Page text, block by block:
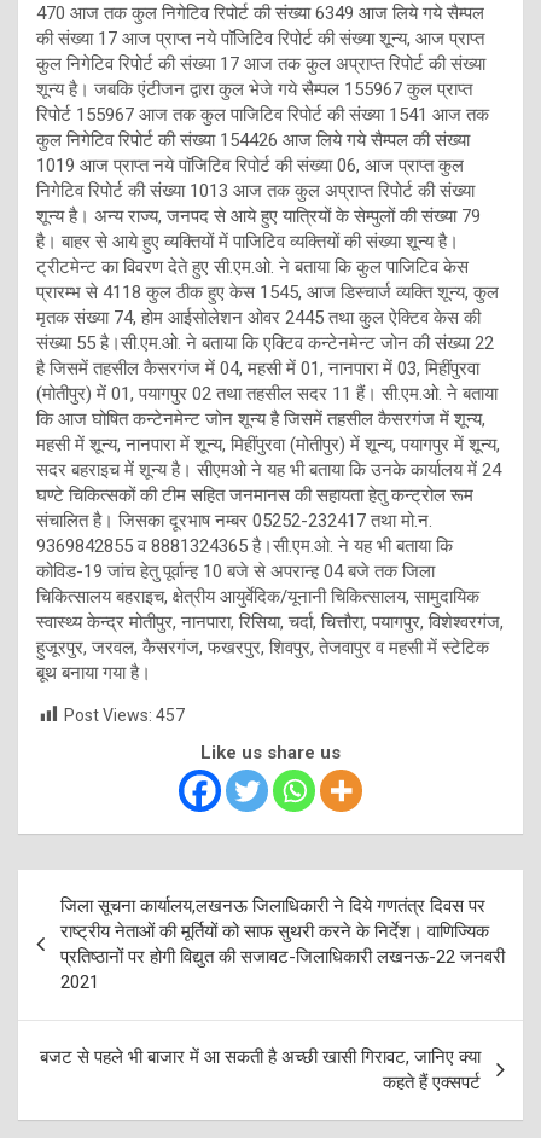
470 आज तक कुल निगेटिव रिपोर्ट की संख्या 6349 आज लिये गये सैम्पल
की संख्या 17 आज प्राप्त नये पाॅजिटिव रिपोर्ट की संख्या शून्य, आज प्राप्त
कुल निगेटिव रिपोर्ट की संख्या 17 आज तक कुल अप्राप्त रिपोर्ट की संख्या
शून्य है। जबकि एंटीजन द्वारा कुल भेजे गये सैम्पल 155967 कुल प्राप्त
रिपोर्ट 155967 आज तक कुल पाजिटिव रिपोर्ट की संख्या 1541 आज तक
कुल निगेटिव रिपोर्ट की संख्या 154426 आज लिये गये सैम्पल की संख्या
1019 आज प्राप्त नये पाॅजिटिव रिपोर्ट की संख्या 06, आज प्राप्त कुल
निगेटिव रिपोर्ट की संख्या 1013 आज तक कुल अप्राप्त रिपोर्ट की संख्या
शून्य है। अन्य राज्य, जनपद से आये हुए यात्रियों के सेम्पुलों की संख्या 79
है। बाहर से आये हुए व्यक्तियों में पाजिटिव व्यक्तियों की संख्या शून्य है।
ट्रीटमेन्ट का विवरण देते हुए सी.एम.ओ. ने बताया कि कुल पाजिटिव केस
प्रारम्भ से 4118 कुल ठीक हुए केस 1545, आज डिस्चार्ज व्यक्ति शून्य, कुल
मृतक संख्या 74, होम आईसोलेशन ओवर 2445 तथा कुल ऐक्टिव केस की
संख्या 55 है।सी.एम.ओ. ने बताया कि एक्टिव कन्टेनमेन्ट जोन की संख्या 22
है जिसमें तहसील कैसरगंज में 04, महसी में 01, नानपारा में 03, मिहींपुरवा
(मोतीपुर) में 01, पयागपुर 02 तथा तहसील सदर 11 हैं। सी.एम.ओ. ने बताया
कि आज घोषित कन्टेनमेन्ट जोन शून्य है जिसमें तहसील कैसरगंज में शून्य,
महसी में शून्य, नानपारा में शून्य, मिहींपुरवा (मोतीपुर) में शून्य, पयागपुर में शून्य,
सदर बहराइच में शून्य है। सीएमओ ने यह भी बताया कि उनके कार्यालय में 24
घण्टे चिकित्सकों की टीम सहित जनमानस की सहायता हेतु कन्ट्रोल रूम
संचालित है। जिसका दूरभाष नम्बर 05252-232417 तथा मो.न.
9369842855 व 8881324365 है।सी.एम.ओ. ने यह भी बताया कि
कोविड-19 जांच हेतु पूर्वान्ह 10 बजे से अपरान्ह 04 बजे तक जिला
चिकित्सालय बहराइच, क्षेत्रीय आयुर्वेदिक/यूनानी चिकित्सालय, सामुदायिक
स्वास्थ्य केन्द्र मोतीपुर, नानपारा, रिसिया, चर्दा, चित्तौरा, पयागपुर, विशेश्वरगंज,
हुजूरपुर, जरवल, कैसरगंज, फखरपुर, शिवपुर, तेजवापुर व महसी में स्टेटिक
बूथ बनाया गया है।
Post Views: 457
Like us share us
Post
navigation
जिला सूचना कार्यालय,लखनऊ जिलाधिकारी ने दिये गणतंत्र दिवस पर
राष्ट्रीय नेताओं की मूर्तियों को साफ सुथरी करने के निर्देश। वाणिज्यिक
प्रतिष्ठानों पर होगी विद्युत की सजावट-जिलाधिकारी लखनऊ-22 जनवरी
2021
बजट से पहले भी बाजार में आ सकती है अच्छी खासी गिरावट, जानिए क्या
कहते हैं एक्सपर्ट